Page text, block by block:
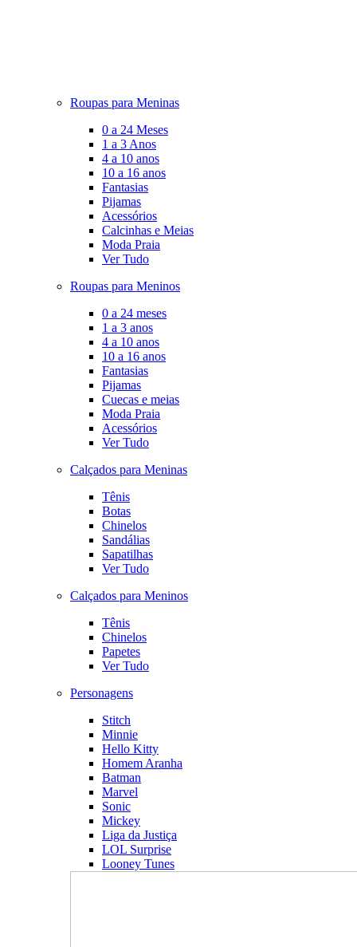
Roupas para Meninas
0 a 24 Meses
1 a 3 Anos
4 a 10 anos
10 a 16 anos
Fantasias
Pijamas
Acessórios
Calcinhas e Meias
Moda Praia
Ver Tudo
Roupas para Meninos
0 a 24 meses
1 a 3 anos
4 a 10 anos
10 a 16 anos
Fantasias
Pijamas
Cuecas e meias
Moda Praia
Acessórios
Ver Tudo
Calçados para Meninas
Tênis
Botas
Chinelos
Sandálias
Sapatilhas
Ver Tudo
Calçados para Meninos
Tênis
Chinelos
Papetes
Ver Tudo
Personagens
Stitch
Minnie
Hello Kitty
Homem Aranha
Batman
Marvel
Sonic
Mickey
Liga da Justiça
LOL Surprise
Looney Tunes